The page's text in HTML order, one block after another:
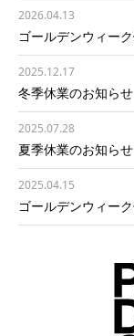
2026.04.13
ゴールデンウィー
2025.12.17
冬季休業のお知らせ
2025.07.28
夏季休業のお知らせ
2025.04.15
ゴールデンウィー